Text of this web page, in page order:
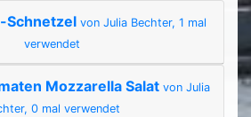
Schnetzel von Julia Bechter, 1 mal
verwendet
Mozzarella Salat von Julia
0 mal verwendet